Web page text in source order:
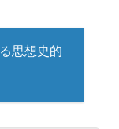
思想史的